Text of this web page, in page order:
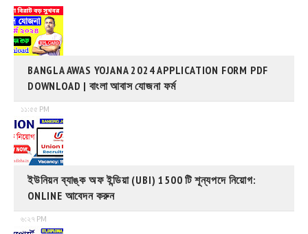
BANGLA AWAS YOJANA 2024 APPLICATION FORM PDF
DOWNLOAD | বাংলা আবাস যোজনা ফর্ম
১১:৫৫ PM
ইউনিয়ন ব্যাঙ্ক অফ ইন্ডিয়া (UBI) 1500 টি শূন্যপদে নিয়োগ:
ONLINE আবেদন করুন
৬:২৭ PM